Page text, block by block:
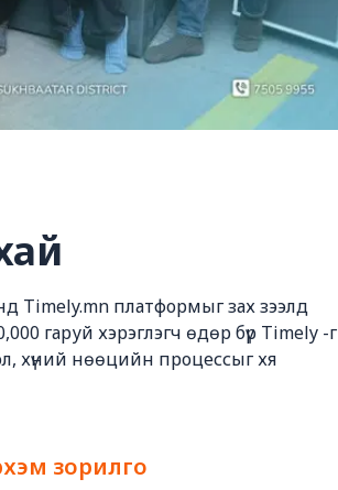
Timely.mn платформыг зах зээлд
гаруй хэрэглэгч өдөр бүр Timely -г
хүний нөөцийн процессыг хя
зорилго